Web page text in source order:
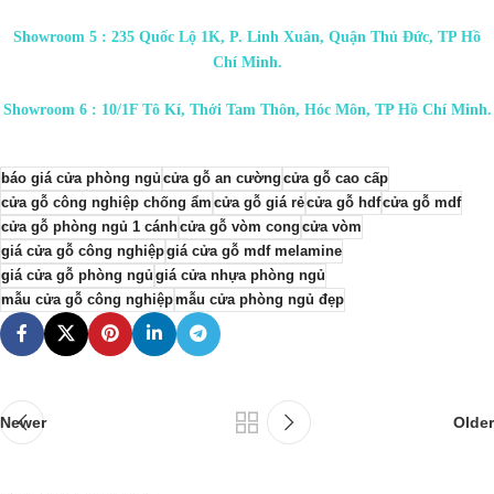
Showroom 5 : 235 Quốc Lộ 1K, P. Linh Xuân, Quận Thủ Đức, TP Hồ
Chí Minh.
Showroom 6 : 10/1F Tô Kí, Thới Tam Thôn, Hóc Môn, TP Hồ Chí Minh.
báo giá cửa phòng ngủ cửa gỗ an cường cửa gỗ cao cấp
cửa gỗ công nghiệp chống ẩm cửa gỗ giá rẻcửa gỗ hdfcửa gỗ mdf
cửa gỗ phòng ngủ 1 cánhcửa gỗ vòm cong cửa vòm
giá cửa gỗ công nghiệpgiá cửa gỗ mdf melamine
giá cửa gỗ phòng ngủ giá cửa nhựa phòng ngủ
mẫu cửa gỗ công nghiệpmẫu cửa phòng ngủ đẹp
Newer Older